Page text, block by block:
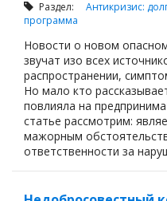
Раздел: Антикризис:
программа
Новости о новом
звучат изо всех
распространении,
Но мало кто
повлияла на
статье рассмотрим:
мажорным
ответственности за